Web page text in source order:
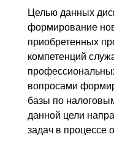
Целью данных
формирование
приобретенных
компетенций
вопросами
базы по
данной цели
задач в процессе